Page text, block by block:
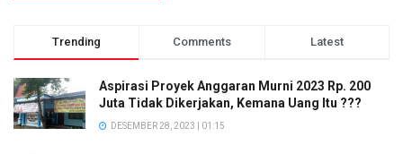
Trending Comments Latest
Aspirasi Proyek Anggaran Murni 2023 Rp. 200
Juta Tidak Dikerjakan, Kemana Uang Itu ???
DESEMBER 28, 2023 | 01:15